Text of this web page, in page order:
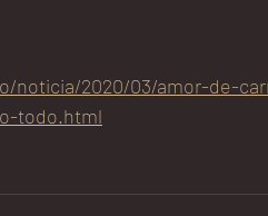
noticia/2020/03/amor-de-
todo.html